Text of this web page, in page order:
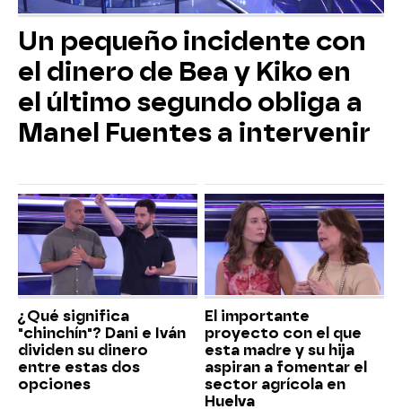
Un pequeño incidente con
el dinero de Bea y Kiko en
el último segundo obliga a
Manel Fuentes a intervenir
¿Qué significa
"chinchín"? Dani e Iván
dividen su dinero
entre estas dos
opciones
El importante
proyecto con el que
esta madre y su hija
aspiran a fomentar el
sector agrícola en
Huelva